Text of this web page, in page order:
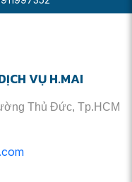
VỤ H.MAI
Thủ Đức, Tp.HCM